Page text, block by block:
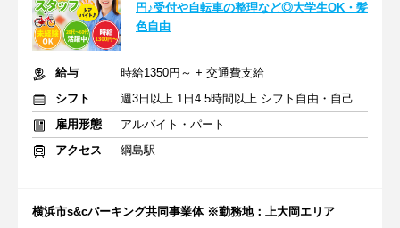
円♪受付や自転車の整理など◎大学生OK・髪
色自由
給与
時給1350円～ + 交通費支給
シフト
週3日以上 1日4.5時間以上 シフト自由・自己申告
雇用形態
アルバイト・パート
アクセス
綱島駅
横浜市s&cパーキング共同事業体 ※勤務地：上大岡エリア